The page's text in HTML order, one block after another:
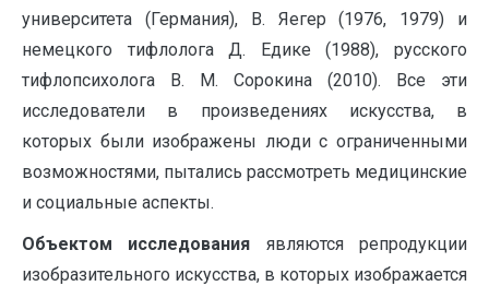
университета (Германия), В. Яегер (1976, 1979) и
немецкого тифлолога Д. Едике (1988), русского
тифлопсихолога В. М. Сорокина (2010). Все эти
исследователи в произведениях искусства, в
которых были изображены люди с ограниченными
возможностями, пытались рассмотреть медицинские
и социальные аспекты.
Объектом исследования являются репродукции
изобразительного искусства, в которых изображается